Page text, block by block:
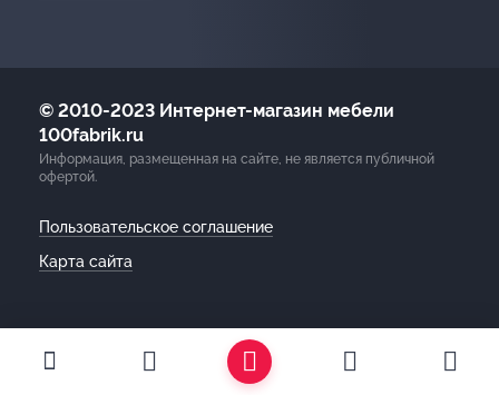
© 2010-2023 Интернет-магазин мебели
100fabrik.ru
Информация, размещенная на сайте, не является публичной
офертой.
Пользовательское соглашение
Карта сайта